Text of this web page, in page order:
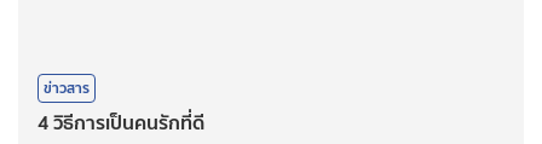
ข่าวสาร
4 วิธีการเป็นคนรักที่ดี